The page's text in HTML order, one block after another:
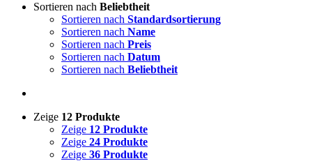
Sortieren nach Beliebtheit
Sortieren nach Standardsortierung
Sortieren nach Name
Sortieren nach Preis
Sortieren nach Datum
Sortieren nach Beliebtheit
Zeige 12 Produkte
Zeige 12 Produkte
Zeige 24 Produkte
Zeige 36 Produkte